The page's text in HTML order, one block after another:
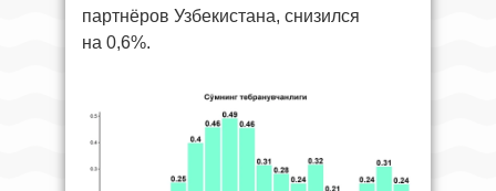
партнёров Узбекистана, снизился
на 0,6%.